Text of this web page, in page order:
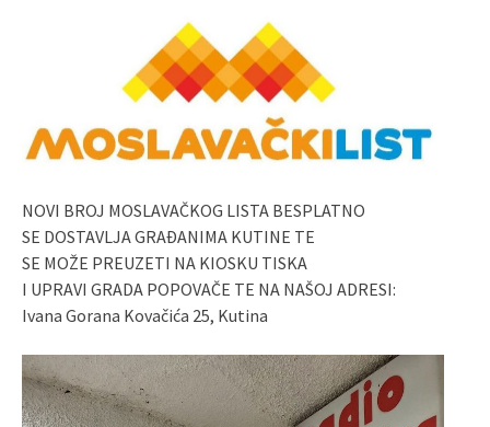
NOVI BROJ MOSLAVAČKOG LISTA BESPLATNO
SE DOSTAVLJA GRAĐANIMA KUTINE TE
SE MOŽE PREUZETI NA KIOSKU TISKA
I UPRAVI GRADA POPOVAČE TE NA NAŠOJ ADRESI:
Ivana Gorana Kovačića 25, Kutina